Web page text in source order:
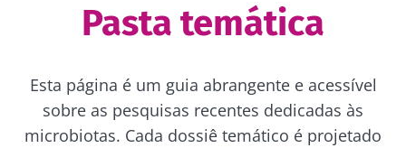
Pasta temática
Esta página é um guia abrangente e acessível
sobre as pesquisas recentes dedicadas às
microbiotas. Cada dossiê temático é projetado